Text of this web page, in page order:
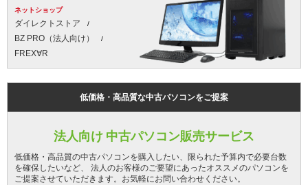
ネットショップ
ダイレクトストア
BZ PRO（法人向け）
FREX∀R
低価格・高品質な中古パソコンをご提案
法人向け 中古パソコン販売サービス
低価格・高品質の中古パソコンを購入したい、限られた予算内で必要台数
を確保したいなど、 法人のお客様のご要望にあったオススメのパソコンを
ご提案させていただきます。お気軽にお問い合わせください。